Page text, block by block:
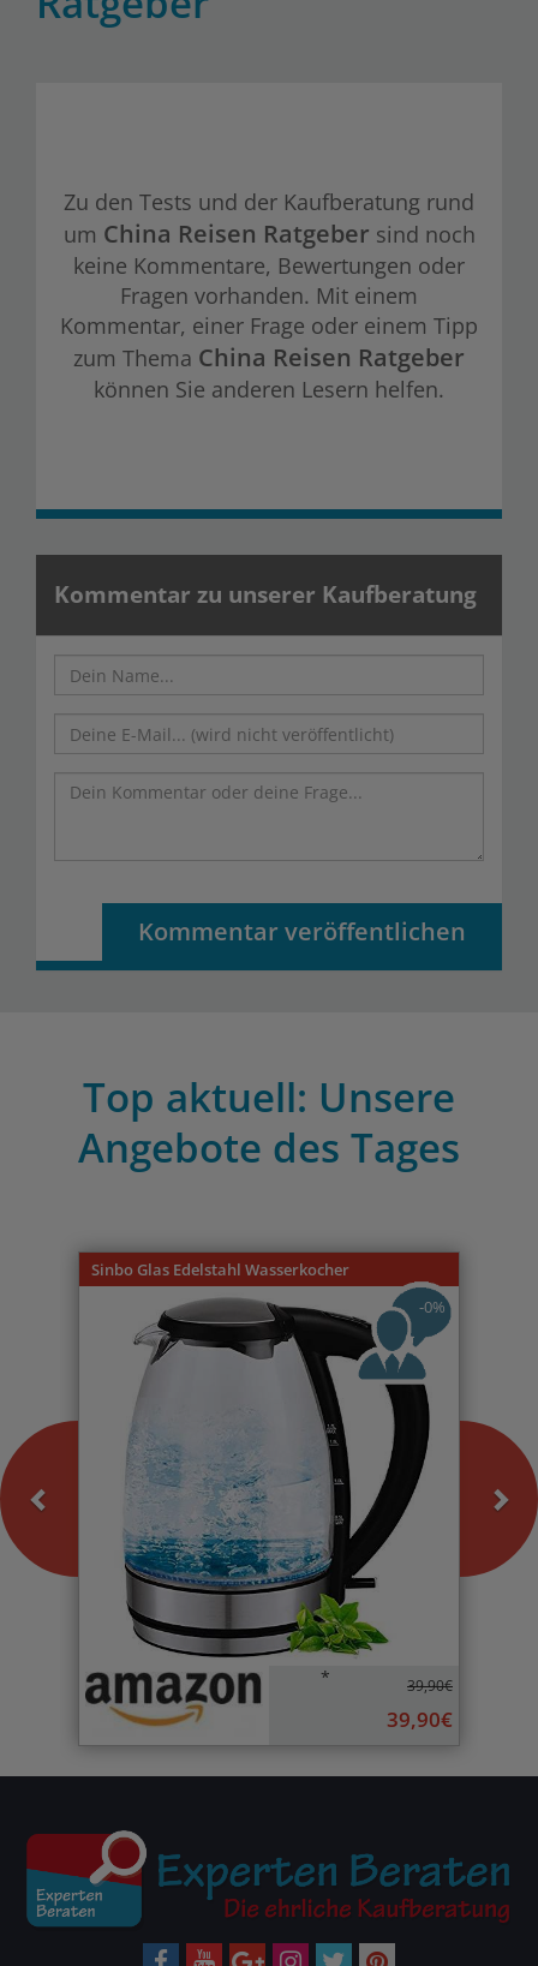
Zu den Tests und der Kaufberatung rund
um China Reisen Ratgeber sind noch
keine Kommentare, Bewertungen oder
Fragen vorhanden. Mit einem
Kommentar, einer Frage oder einem Tipp
zum Thema China Reisen Ratgeber
können Sie anderen Lesern helfen.
Kommentar zu unserer Kaufberatung
Kommentar veröffentlichen
Top aktuell: Unsere
Angebote des Tages
Sinbo Glas Edelstahl Wasserkocher
-0%
* 39,90€
39,90€